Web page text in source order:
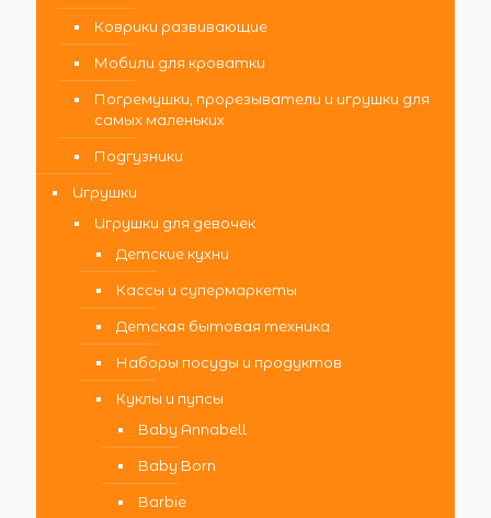
Коврики развивающие
Мобили для кроватки
Погремушки, прорезыватели и игрушки для
самых маленьких
Подгузники
Игрушки
Игрушки для девочек
Детские кухни
Кассы и супермаркеты
Детская бытовая техника
Наборы посуды и продуктов
Куклы и пупсы
Baby Annabell
Baby Born
Barbie